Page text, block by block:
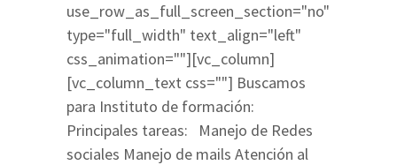
use_row_as_full_screen_section="no"
type="full_width" text_align="left"
css_animation=""][vc_column]
[vc_column_text css=""] Buscamos
para Instituto de formación:
Principales tareas: Manejo de Redes
sociales Manejo de mails Atención al